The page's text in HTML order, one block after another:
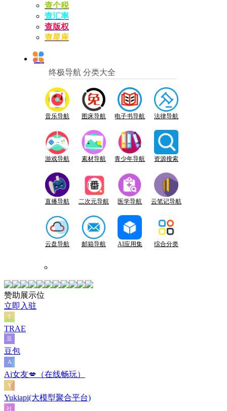
查个税
查汇率
查版权
查星座
终极导航 分类大全
音乐导航 图床导航 电子书导航 法律导航
游戏导航 素材导航 青少年导航 资源搜索
直播导航 二次元导航 医学导航 云笔记导航
云盘导航 邮箱导航 AI应用集 综合分类
赞助展示位
立即入驻
TRAE
豆包
Ai女友💋（在线畅玩）
Yukiapi(大模型聚合平台)